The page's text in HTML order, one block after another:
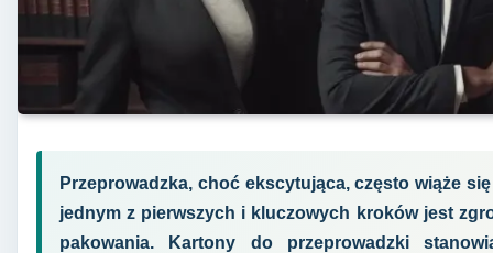
Przeprowadzka, choć ekscytująca, często wiąże
jednym z pierwszych i kluczowych kroków jest
pakowania. Kartony do przeprowadzki